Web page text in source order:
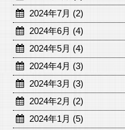
2024年7月 (2)
2024年6月 (4)
2024年5月 (4)
2024年4月 (3)
2024年3月 (3)
2024年2月 (2)
2024年1月 (5)